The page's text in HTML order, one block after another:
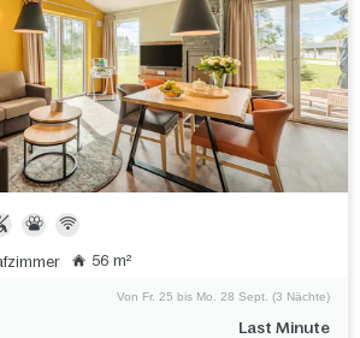
56 m²
Last Minute
Von Fr. 25 bis Mo. 28 Sept. (3 Nächte)